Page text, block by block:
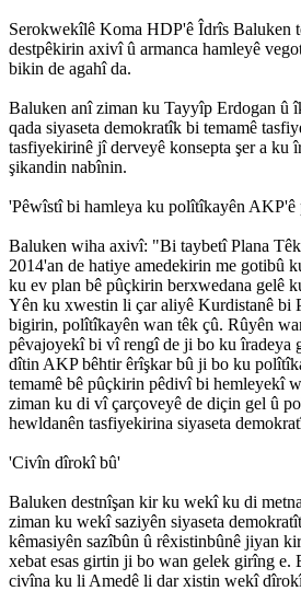
Serokwekîlê Koma HDP'ê Îdrîs Baluken
destpêkirin axivî û armanca hamleyê
bikin de agahî da.
Baluken anî ziman ku Tayyîp Erdogan û
qada siyaseta demokratîk bi temamê
tasfiyekirinê jî derveyê konsepta şer a ku
şikandin nabînin.
'Pêwîstî bi hamleya ku polîtîkayên AKP'ê
Baluken wiha axivî: "Bi taybetî Plana
2014'an de hatiye amedekirin me gotibû
ku ev plan bê pûçkirin berxwedana gelê
Yên ku xwestin li çar aliyê Kurdistanê bi
bigirin, polîtîkayên wan têk çû. Rûyên
pêvajoyekî bi vî rengî de ji bo ku îradeya
dîtin AKP bêhtir êrîşkar bû ji bo ku
temamê bê pûçkirin pêdivî bi hemleyekî
ziman ku di vî çarçoveyê de diçin gel û
hewldanên tasfiyekirina siyaseta
'Civîn dîrokî bû'
Baluken destnîşan kir ku wekî ku di
ziman ku wekî saziyên siyaseta
kêmasiyên sazîbûn û rêxistinbûnê jiyan
xebat esas girtin ji bo wan gelek girîng e.
civîna ku li Amedê li dar xistin wekî